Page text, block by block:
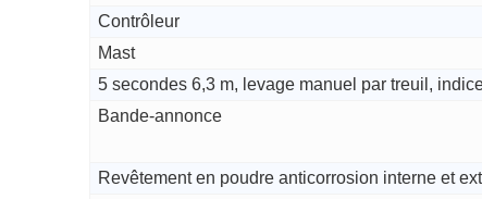
Contrôleur
Mast
5 secondes 6,3 m, levage manuel par treuil,
Bande-annonce
Revêtement en poudre anticorrosion interne et